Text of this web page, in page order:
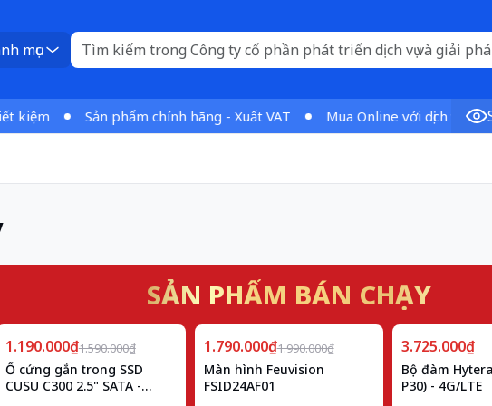
mục
Sản phẩm chính hãng - Xuất VAT Mua Online với dịch vụ vượt
SẢN PHẨM BÁN CHẠY
Giảm25%
1.190.000₫1.590.000₫
Ổ cứng gắn trong SSD
CUSU C300 2.5" SATA -
Giảm10%
1.790.000₫1.990.000₫
Màn hình Feuvision
FSID24AF01
3.725.000₫
Bộ đàm
P30) - 4G/LTE